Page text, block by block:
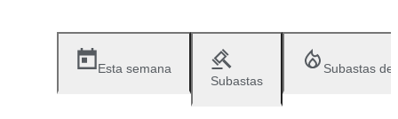
Esta semana
Subastas
Subastas